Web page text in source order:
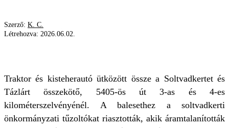
Szerző: K. C.
Létrehozva: 2026.06.02.
Traktor és kisteherautó ütközött össze a Soltvadkertet és
Tázlárt összekötő, 5405-ös út 3-as és 4-es
kilométerszelvényénél. A balesethez a soltvadkerti
önkormányzati tűzoltókat riasztották, akik áramtalanították